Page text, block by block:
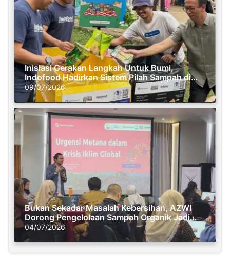
Inisiasi Gerakan Langkah Untuk Bumi,
Indofood Hadirkan Sistem Pilah Sampah di
Semasa Piknik
09/07/2026
Bukan Sekadar Masalah Kebersihan, AZWI
Dorong Pengelolaan Sampah Organik Jadi
Solusi Krisis Iklim
04/07/2026